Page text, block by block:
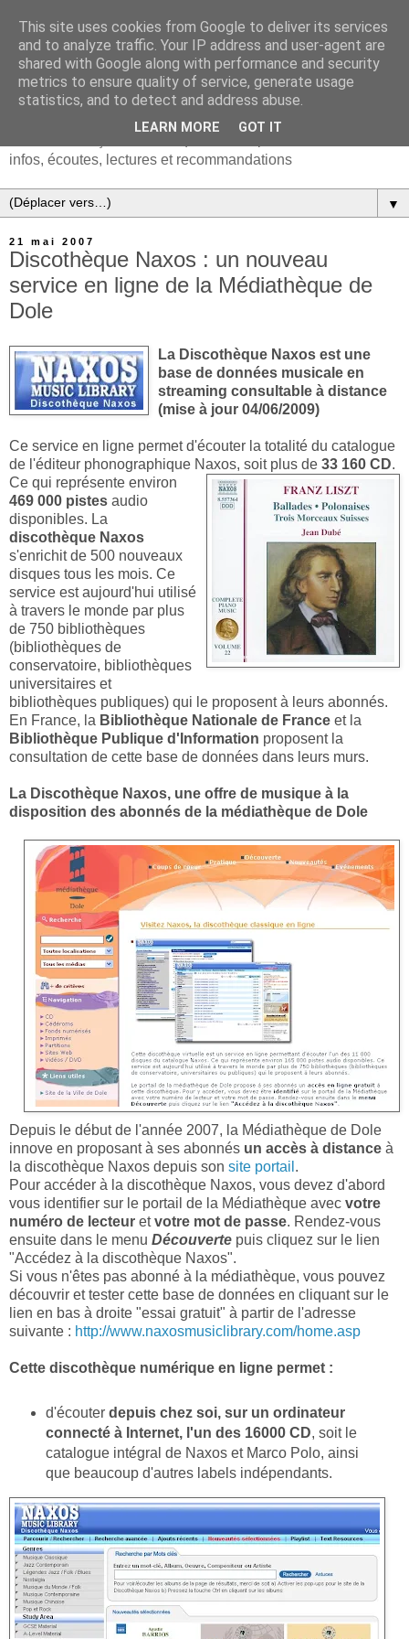
infos, écoutes, lectures et recommandations
▼
21 mai 2007
Discothèque Naxos : un nouveau
service en ligne de la Médiathèque de
Dole
La Discothèque Naxos est une
base de données musicale en
streaming consultable à distance
(mise à jour 04/06/2009)
Ce service en ligne permet d'écouter la totalité du catalogue
de l'éditeur phonographique Naxos, soit plus de 33 160 CD.
Ce qui représente environ
469 000 pistes audio
disponibles. La
discothèque Naxos
s'enrichit de 500 nouveaux
disques tous les mois. Ce
service est aujourd'hui utilisé
à travers le monde par plus
de 750 bibliothèques
(bibliothèques de
conservatoire, bibliothèques
universitaires et
bibliothèques publiques) qui le proposent à leurs abonnés.
En France, la Bibliothèque Nationale de France et la
Bibliothèque Publique d'Information proposent la
consultation de cette base de données dans leurs murs.
La Discothèque Naxos, une offre de musique à la
disposition des abonnés de la médiathèque de Dole
Depuis le début de l'année 2007, la Médiathèque de Dole
innove en proposant à ses abonnés un accès à distance à
la discothèque Naxos depuis son site portail .
Pour accéder à la discothèque Naxos, vous devez d'abord
vous identifier sur le portail de la Médiathèque avec votre
numéro de lecteur etvotre mot de passe. Rendez-vous
ensuite dans le menu Découverte puis cliquez sur le lien
"Accédez à la discothèque Naxos".
Si vous n'êtes pas abonné à la médiathèque, vous pouvez
découvrir et tester cette base de données en cliquant sur le
lien en bas à droite "essai gratuit" à partir de l'adresse
suivante : http://www.naxosmusiclibrary.com/home.asp
Cette discothèque numérique en ligne permet :
d'écouter depuis chez soi, sur un ordinateur
connecté à Internet, l'un des 16000 CD, soit le
catalogue intégral de Naxos et Marco Polo, ainsi
que beaucoup d'autres labels indépendants.
This site uses cookies from Google to deliver its services
and to analyze traffic. Your IP address and user-agent are
shared with Google along with performance and security
metrics to ensure quality of service, generate usage
statistics, and to detect and address abuse.
LEARN MORE GOT IT